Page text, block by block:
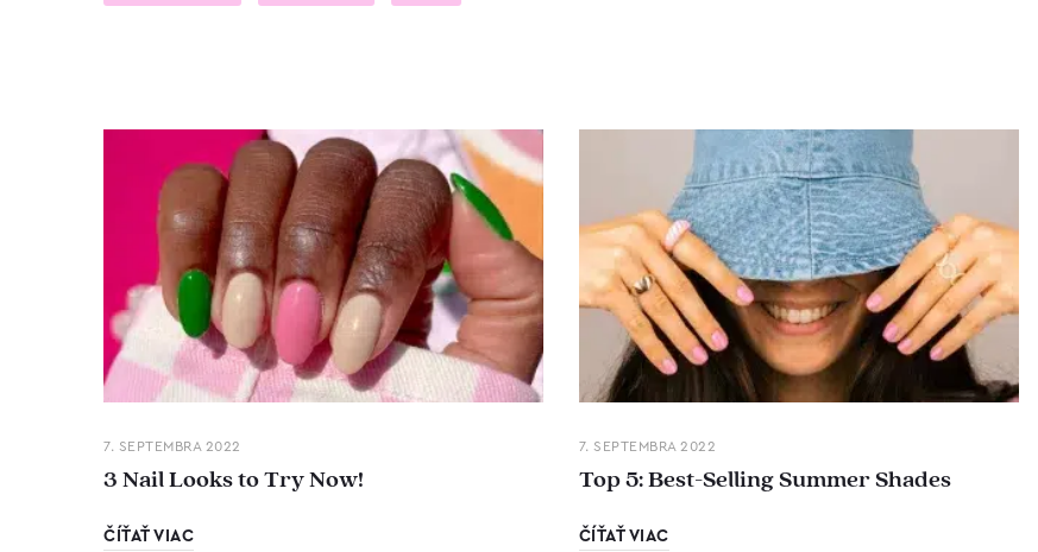
7. SEPTEMBRA 2022
3 Nail Looks to Try Now!
ČÍŤAŤ VIAC
7. SEPTEMBRA 2022
Top 5: Best-Selling Summer Shades
ČÍŤAŤ VIAC